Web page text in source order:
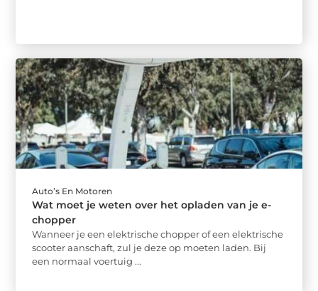
Auto’s En Motoren
Wat moet je weten over het opladen van je e-
chopper
Wanneer je een elektrische chopper of een elektrische
scooter aanschaft, zul je deze op moeten laden. Bij
een normaal voertuig ...